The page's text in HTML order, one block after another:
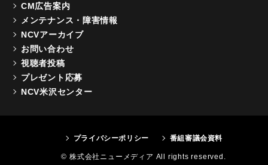
CM広告案内
メンテナンス・障害情報
NCVアーカイブ
お問い合わせ
視聴者投稿
プレゼント応募
NCV米沢センター
プライバシーポリシー 番組審議会資料
© 株式会社ニューメディア All rights reserved.